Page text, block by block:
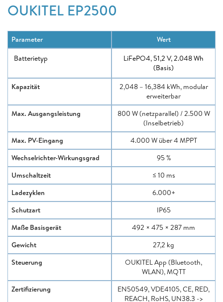
OUKITEL EP2500
Parameter
Wert
Batterietyp
LiFePO4, 51,2 V, 2.048 Wh
(Basis)
Kapazität
2,048 – 16,384 kWh, modular
erweiterbar
Max. Ausgangsleistung
800 W (netzparallel) / 2.500 W
(Inselbetrieb)
Max. PV-Eingang
4.000 W über 4 MPPT
Wechselrichter-Wirkungsgrad
95 %
Umschaltzeit
≤ 10 ms
Ladezyklen
6.000+
Schutzart
IP65
Maße Basisgerät
492 × 475 × 287 mm
Gewicht
27,2 kg
Steuerung
OUKITEL App (Bluetooth,
WLAN), MQTT
Zertifizierung
EN50549, VDE4105, CE, RED,
REACH, RoHS, UN38.3 ->